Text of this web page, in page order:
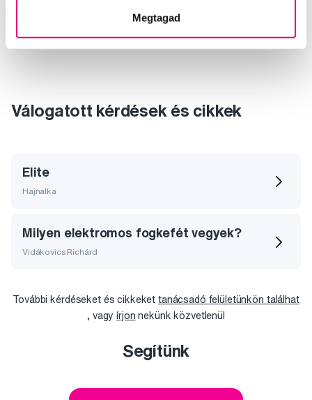
Megtagad
Készleten 2 db
Válogatott kérdések és cikkek
Elite
Hajnalka
Milyen elektromos fogkefét vegyek?
Vidákovics Richárd
További kérdéseket és cikkeket tanácsadó felületünkön találhat
, vagyírjon nekünk közvetlenül
Segítünk